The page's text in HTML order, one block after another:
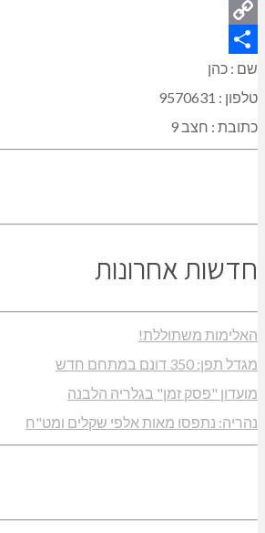
Twitter
Copy
Link
Share
שם : כהן
טלפון : 9570631
כתובת : חצב 9
חדשות אחרונות
האלימות משתוללת!
מגדל תפן: 350 דונם במתחם חדש
מועדון "פסק זמן" בגלריה הלבנה
נהריה: נתפסו מאות אלפי שקלים ומט"ח